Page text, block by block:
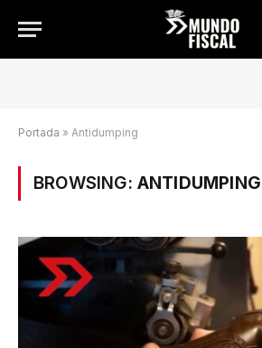
Portada » Antidumping
BROWSING: ANTIDUMPING